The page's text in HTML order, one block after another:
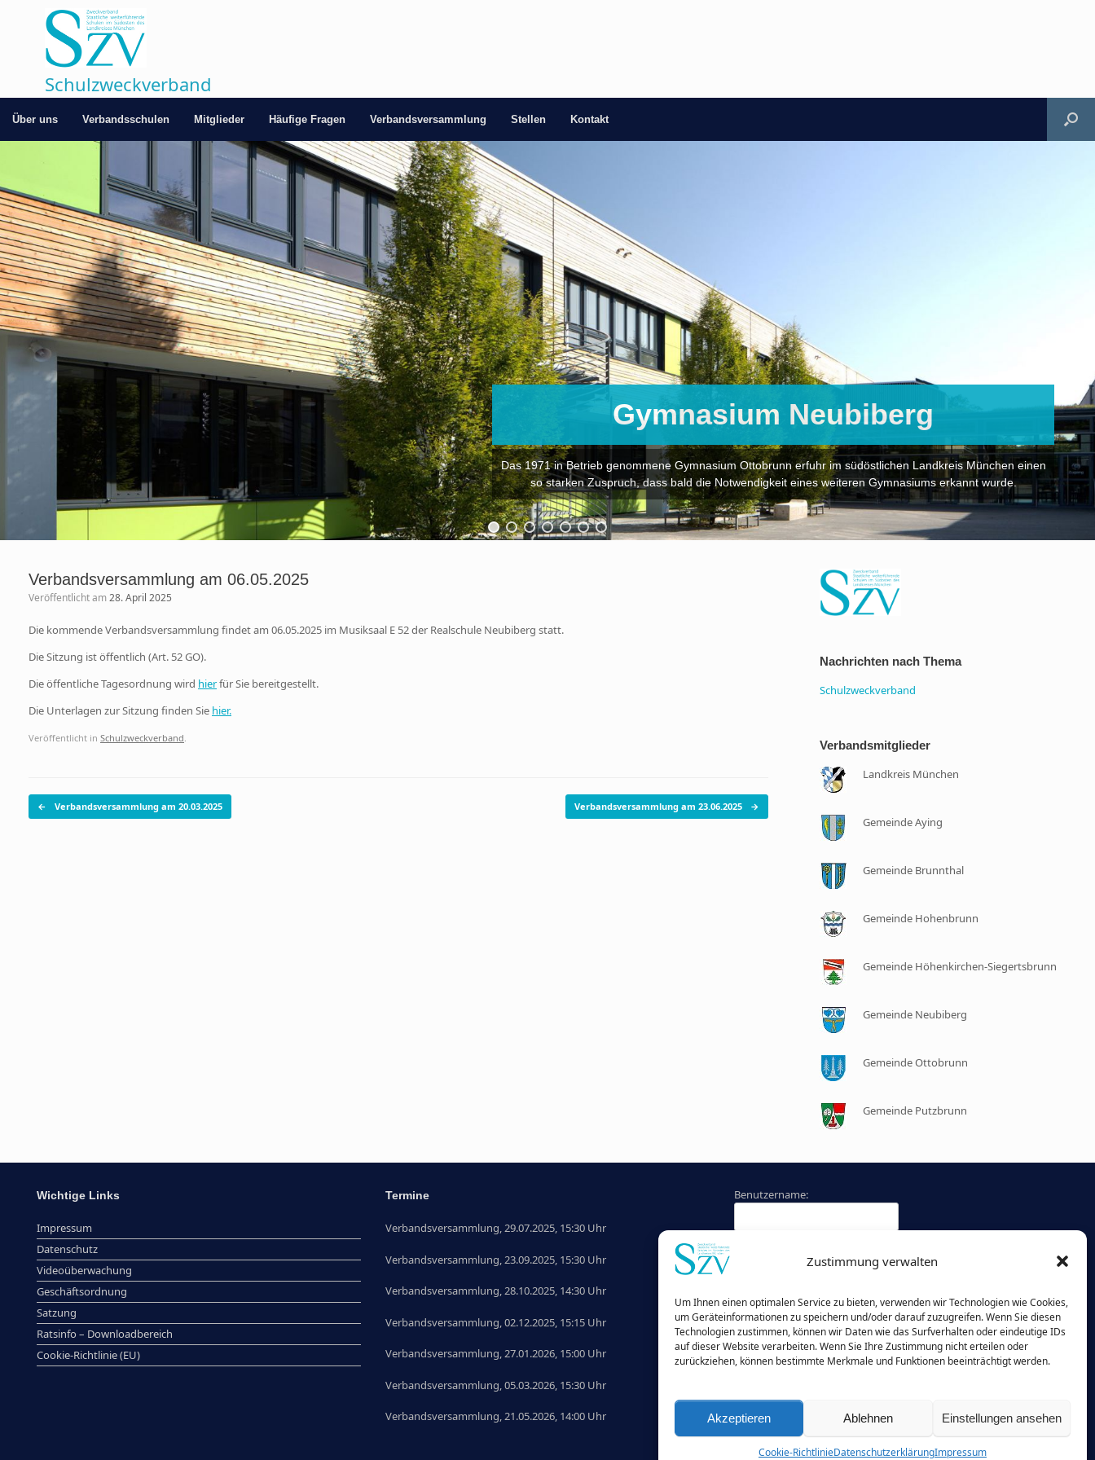
Zustimmung verwalten
Um Ihnen einen optimalen Service zu bieten, verwenden wir Technologien wie Cookies,
um Geräteinformationen zu speichern und/oder darauf zuzugreifen. Wenn Sie diesen
Technologien zustimmen, können wir Daten wie das Surfverhalten oder eindeutige IDs
auf dieser Website verarbeiten. Wenn Sie Ihre Zustimmung nicht erteilen oder
zurückziehen, können bestimmte Merkmale und Funktionen beeinträchtigt werden.
Akzeptieren Ablehnen Einstellungen ansehen
Cookie-RichtlinieDatenschutzerklärungImpressum
Schulzweckverband
Über uns Verbandsschulen Mitglieder Häufige Fragen Verbandsversammlung Stellen Kontakt
Gymnasium Neubiberg
Das 1971 in Betrieb genommene Gymnasium Ottobrunn erfuhr im südöstlichen Landkreis München einen
so starken Zuspruch, dass bald die Notwendigkeit eines weiteren Gymnasiums erkannt wurde.
Verbandsversammlung am 06.05.2025
Veröffentlicht am28. April 2025
Die kommende Verbandsversammlung findet am 06.05.2025 im Musiksaal E 52 der Realschule Neubiberg statt.
Die Sitzung ist öffentlich (Art. 52 GO).
Die öffentliche Tagesordnung wird hierfür Sie bereitgestellt.
Die Unterlagen zur Sitzung finden Sie hier.
Veröffentlicht in Schulzweckverband.
Beitragsnavigation
← Verbandsversammlung am 20.03.2025 Verbandsversammlung am 23.06.2025 →
Nachrichten nach Thema
Schulzweckverband
Verbandsmitglieder
Landkreis München
Gemeinde Aying
Gemeinde Brunnthal
Gemeinde Hohenbrunn
Gemeinde Höhenkirchen-Siegertsbrunn
Gemeinde Neubiberg
Gemeinde Ottobrunn
Gemeinde Putzbrunn
Wichtige Links
Impressum
Datenschutz
Videoüberwachung
Geschäftsordnung
Satzung
Ratsinfo – Downloadbereich
Cookie-Richtlinie (EU)
Termine
Verbandsversammlung, 29.07.2025, 15:30 Uhr
Verbandsversammlung, 23.09.2025, 15:30 Uhr
Verbandsversammlung, 28.10.2025, 14:30 Uhr
Verbandsversammlung, 02.12.2025, 15:15 Uhr
Verbandsversammlung, 27.01.2026, 15:00 Uhr
Verbandsversammlung, 05.03.2026, 15:30 Uhr
Verbandsversammlung, 21.05.2026, 14:00 Uhr
Benutzername:
Passwort vergessen?